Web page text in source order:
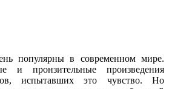
популярны в современном мире.
и пронзительные произведения
испытавших это чувство. Но